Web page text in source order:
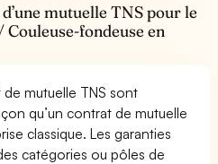
mutuelle TNS pour le
fondeuse en
de mutuelle TNS sont
qu’un contrat de mutuelle
classique. Les garanties
catégories ou pôles de